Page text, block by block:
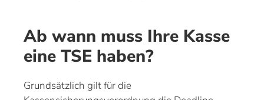
Ab wann muss Ihre Kasse
eine TSE haben?
Grundsätzlich gilt für die